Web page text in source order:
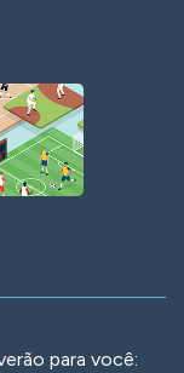
para você: